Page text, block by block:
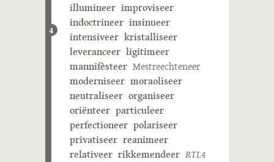
4
illumineer improviseer
indoctrineer insinueer
intensiveer kristalliseer
leveranceer ligitimeer
mannifèsteer Mestreechteneer
moderniseer moraoliseer
neutraliseer organiseer
oriënteer particuleer
perfectioneer polariseer
privatiseer reanimeer
relativeer rikkemendeer RTL4